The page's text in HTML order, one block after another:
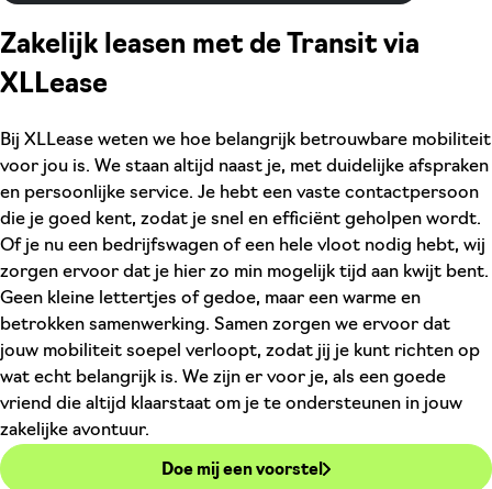
Zakelijk leasen met de Transit via
XLLease
Bij XLLease weten we hoe belangrijk betrouwbare mobiliteit
voor jou is. We staan altijd naast je, met duidelijke afspraken
en persoonlijke service. Je hebt een vaste contactpersoon
die je goed kent, zodat je snel en efficiënt geholpen wordt.
Of je nu een bedrijfswagen of een hele vloot nodig hebt, wij
zorgen ervoor dat je hier zo min mogelijk tijd aan kwijt bent.
Geen kleine lettertjes of gedoe, maar een warme en
betrokken samenwerking. Samen zorgen we ervoor dat
jouw mobiliteit soepel verloopt, zodat jij je kunt richten op
wat echt belangrijk is. We zijn er voor je, als een goede
vriend die altijd klaarstaat om je te ondersteunen in jouw
zakelijke avontuur.
Doe mij een voorstel